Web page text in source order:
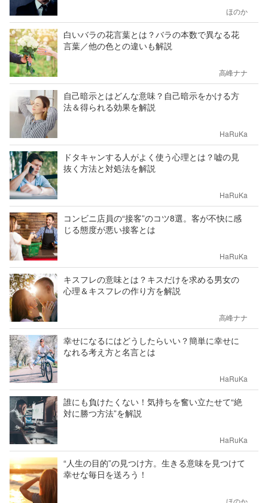
ほのか
白いバラの花言葉とは？バラの本数で異なる花
言葉／他の色との違いも解説
高峰ナナ
自己暗示とはどんな意味？自己暗示をかける方
法＆得られる効果を解説
HaRuKa
ドタキャンする人がよく使う心理とは？嘘の見
抜く方法と対処法を解説
HaRuKa
コンビニ店員の“接客”のコツ8選。客が不快に感
じる態度が悪い接客とは
HaRuKa
キスフレの意味とは？キスだけを求める男女の
心理＆キスフレの作り方を解説
高峰ナナ
幸せになるにはどうしたらいい？簡単に幸せに
なれる考え方と名言とは
HaRuKa
誰にも負けたくない！気持ちを奮い立たせて“絶
対に勝つ方法”を解説
HaRuKa
“人生の目的”の見つけ方。生きる意味を見つけて
幸せな毎日を送ろう！